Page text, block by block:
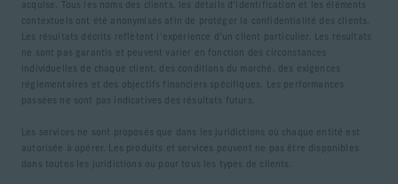
acquise. Tous les noms des clients, les détails d’identification et les éléments
contextuels ont été anonymisés afin de protéger la confidentialité des clients.
Les résultats décrits reflètent l’expérience d’un client particulier. Les résultats
ne sont pas garantis et peuvent varier en fonction des circonstances
individuelles de chaque client, des conditions du marché, des exigences
réglementaires et des objectifs financiers spécifiques. Les performances
passées ne sont pas indicatives des résultats futurs.
Les services ne sont proposés que dans les juridictions où chaque entité est
autorisée à opérer. Les produits et services peuvent ne pas être disponibles
dans toutes les juridictions ou pour tous les types de clients.